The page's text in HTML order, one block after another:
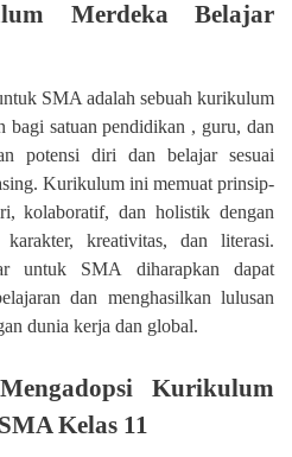
Merdeka Belajar
SMA adalah sebuah kurikulum
bagi satuan pendidikan , guru, dan
potensi diri dan belajar sesuai
Kurikulum ini memuat prinsip-
kolaboratif, dan holistik dengan
kreativitas, dan literasi.
untuk SMA diharapkan dapat
dan menghasilkan lulusan
dunia kerja dan global.
Kurikulum
Kelas 11